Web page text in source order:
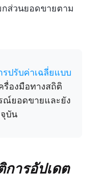
ส่วนยอดขายตาม
รปรับค่าเฉลี่ยแบบ
รื่องมือทางสถิติ
ณ์ยอดขายและยัง
บัน
ารอัปเดต